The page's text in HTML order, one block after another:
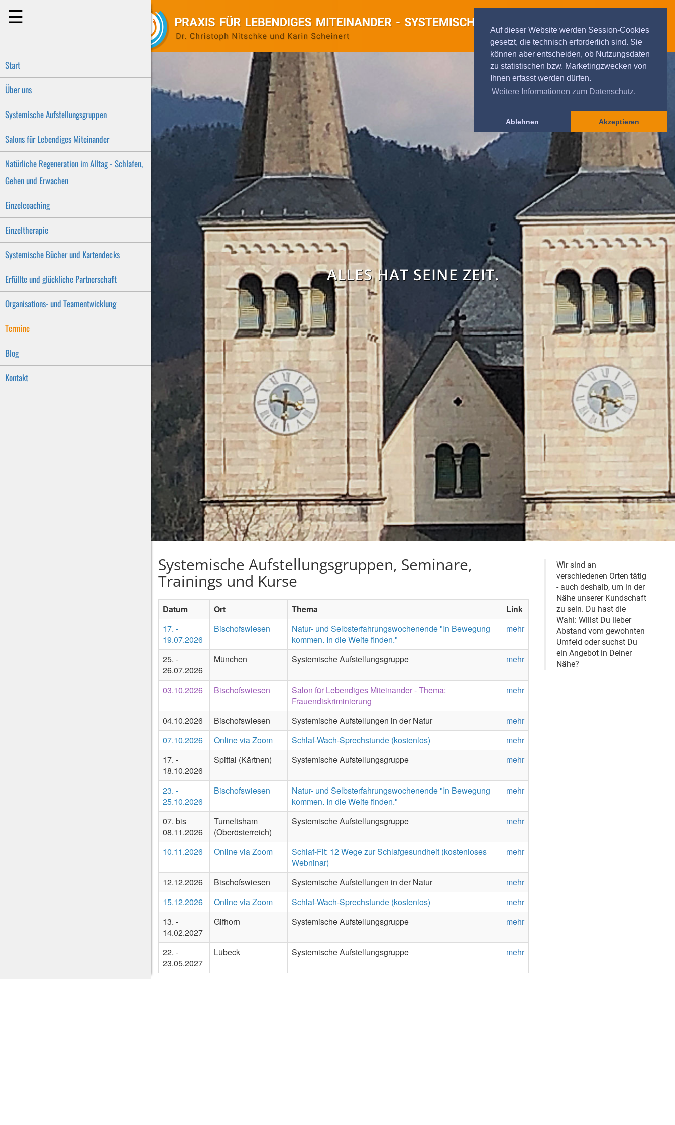
Auf dieser Website werden Session-Cookies
gesetzt, die technisch erforderlich sind. Sie
können aber entscheiden, ob Nutzungsdaten
zu statistischen bzw. Marketingzwecken von
Ihnen erfasst werden dürfen.
Weitere Informationen zum Datenschutz.
Ablehnen Akzeptieren
Start
Über uns
Systemische Aufstellungsgruppen
Salons für Lebendiges Miteinander
Natürliche Regeneration im Alltag - Schlafen,
Gehen und Erwachen
Einzelcoaching
Einzeltherapie
Systemische Bücher und Kartendecks
Erfüllte und glückliche Partnerschaft
Organisations- und Teamentwicklung
Termine
Blog
Kontakt
☰
ALLES HAT SEINE ZEIT.
Systemische Aufstellungsgruppen, Seminare,
Trainings und Kurse
Datum Ort Thema
Link
17. -
19.07.2026
Bischofswiesen
Natur- und Selbsterfahrungswochenende "In Bewegung
kommen. In die Weite finden."
mehr
25. -
26.07.2026
München Systemische Aufstellungsgruppe mehr
03.10.2026 Bischofswiesen
Salon für Lebendiges Miteinander - Thema:
Frauendiskriminierung
mehr
04.10.2026 Bischofswiesen Systemische Aufstellungen in der Natur
mehr
07.10.2026
Online via Zoom Schlaf-Wach-Sprechstunde (kostenlos)
mehr
17. -
18.10.2026
Spittal (Kärtnen) Systemische Aufstellungsgruppe mehr
23. -
25.10.2026
Bischofswiesen
Natur- und Selbsterfahrungswochenende "In Bewegung
kommen. In die Weite finden."
mehr
07. bis
08.11.2026
Tumeltsham
(Oberösterreich)
Systemische Aufstellungsgruppe mehr
10.11.2026 Online via Zoom
Schlaf-Fit: 12 Wege zur Schlafgesundheit (kostenloses
Webninar)
mehr
12.12.2026 Bischofswiesen Systemische Aufstellungen in der Natur
mehr
15.12.2026
Online via Zoom Schlaf-Wach-Sprechstunde (kostenlos)
mehr
13. -
14.02.2027
Gifhorn Systemische Aufstellungsgruppe mehr
22. -
23.05.2027
Lübeck Systemische Aufstellungsgruppe mehr
Wir sind an
verschiedenen Orten tätig
- auch deshalb, um in der
Nähe unserer Kundschaft
zu sein. Du hast die
Wahl: Willst Du lieber
Abstand vom gewohnten
Umfeld oder suchst Du
ein Angebot in Deiner
Nähe?